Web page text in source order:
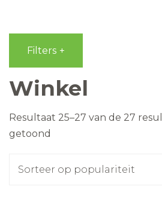
Winkel
Resultaat 25–27 van de 27
getoond
populariteit
Filters